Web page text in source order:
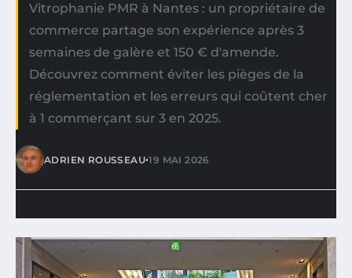
Vitrophanie PMR à Nantes : un propriétaire de
commerce partage son expérience après 3
semaines de galère et 150 € d'amende.
Découvrez comment éviter les pièges de la
réglementation et les erreurs qui coûtent cher
à 1 commerçant sur 3 en 2025.
ADRIEN ROUSSEAU•19 MAI 2026